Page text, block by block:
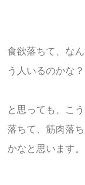
食欲落ちて、な
う人いるのかな
と思っても、こ
落ちて、筋肉落
かなと思います。